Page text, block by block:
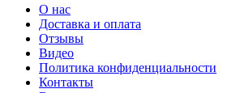
О нас
Доставка и оплата
Отзывы
Видео
Политика конфиденциальности
Контакты